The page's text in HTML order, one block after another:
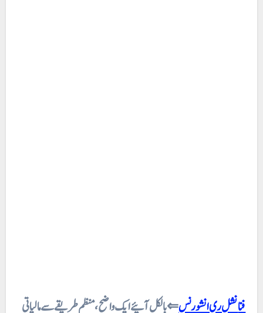
فنانشل ری انشورنس⇐ بالکلآئیے ایک واضح، منظم طریقے سے مالیاتی